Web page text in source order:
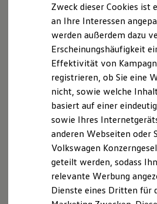
Laden
Laden unterwegs
Laden Zuhause
Ladezeitensimulator
Batterie
Sicherheit
Garantie und
Nachhaltigkeit
Technologie
Kosten und Kauf
Verbrauchskosten
Kaufoptionen
E-Auto-Förderung
Software und
Die ID. Software 6
ID. Software
Digitale Extras
Schnittstellen zu
Zweck dieser Cookies ist
an Ihre Interessen
werden außerdem dazu
Erscheinungshäufigkeit
Effektivität von
registrieren, ob Sie eine
nicht, sowie welche
basiert auf einer
sowie Ihres
anderen Webseiten oder
Volkswagen
geteilt werden, sodass
relevante Werbung
Dienste eines Dritten für